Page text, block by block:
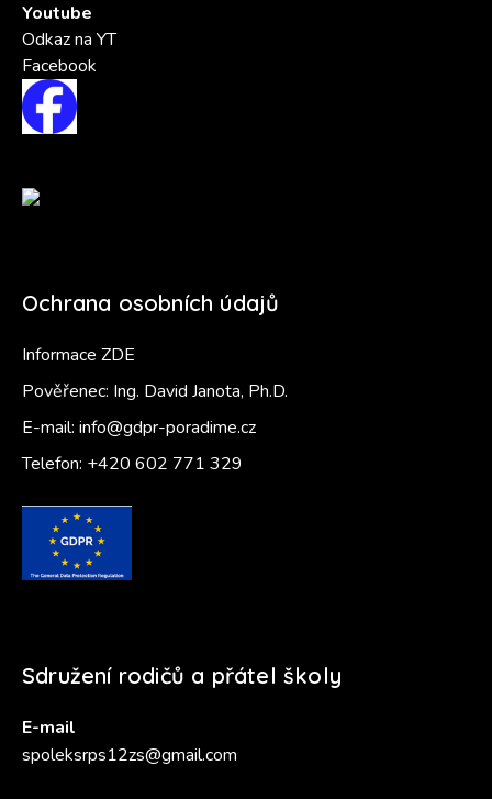
Youtube
Odkaz na YT
Facebook
Ochrana osobních údajů
Informace ZDE
Pověřenec: Ing. David Janota, Ph.D.
E-mail: info@gdpr-poradime.cz
Telefon: +420 602 771 329
Sdružení rodičů a přátel školy
E-mail
spoleksrps12zs@gmail.com